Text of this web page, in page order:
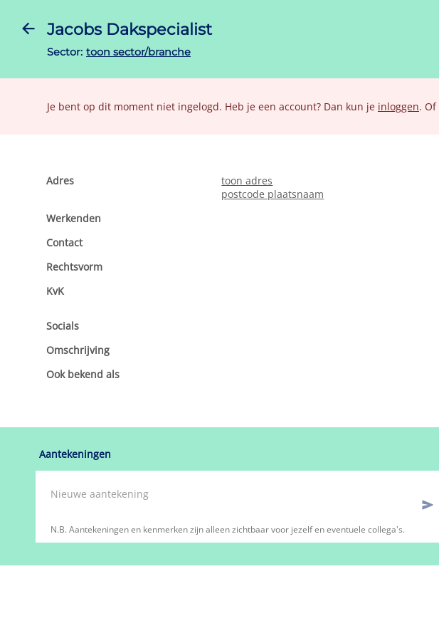
Jacobs Dakspecialist
Sector: toon sector/branche
Je bent op dit moment niet ingelogd. Heb je een account? Dan kun je inloggen. Of
Adres
toon adres
postcode plaatsnaam
Werkenden
Contact
Rechtsvorm
KvK
Socials
Omschrijving
Ook bekend als
Aantekeningen
N.B. Aantekeningen en kenmerken zijn alleen zichtbaar voor jezelf en eventuele collega's.